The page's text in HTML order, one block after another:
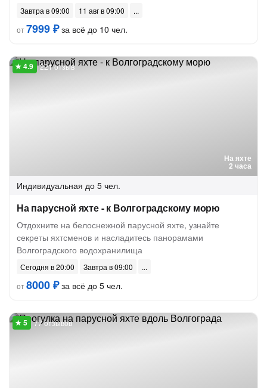
Завтра в 09:00
11 авг в 09:00
от7999 ₽за всё до 10 чел.
На яхте
2 часа
221 отзыв
Индивидуальная до 5 чел.
На парусной яхте - к Волгоградскому морю
Отдохните на белоснежной парусной яхте, узнайте
секреты яхтсменов и насладитесь панорамами
Волгоградского водохранилища
Сегодня в 20:00
Завтра в 09:00
от8000 ₽за всё до 5 чел.
77 отзывов